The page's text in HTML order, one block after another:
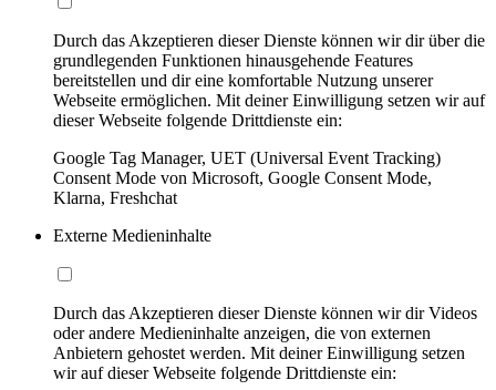
Durch das Akzeptieren dieser Dienste können wir dir über die
grundlegenden Funktionen hinausgehende Features
bereitstellen und dir eine komfortable Nutzung unserer
Webseite ermöglichen. Mit deiner Einwilligung setzen wir auf
dieser Webseite folgende Drittdienste ein:
Google Tag Manager, UET (Universal Event Tracking)
Consent Mode von Microsoft, Google Consent Mode,
Klarna, Freshchat
Externe Medieninhalte
Durch das Akzeptieren dieser Dienste können wir dir Videos
oder andere Medieninhalte anzeigen, die von externen
Anbietern gehostet werden. Mit deiner Einwilligung setzen
wir auf dieser Webseite folgende Drittdienste ein: